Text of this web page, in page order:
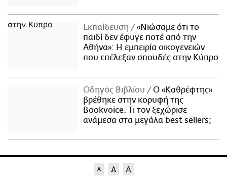
Εκπαίδευση
«Νιώσαμε ότι το
παιδί δεν έφυγε ποτέ από την
Αθήνα»: Η εμπειρία οικογενειών
που επέλεξαν σπουδές στην Κύπρο
Οδηγός Βιβλίου
Ο «Καθρέφτης»
βρέθηκε στην κορυφή της
Bookvoice. Τι τον ξεχώρισε
ανάμεσα στα μεγάλα best sellers;